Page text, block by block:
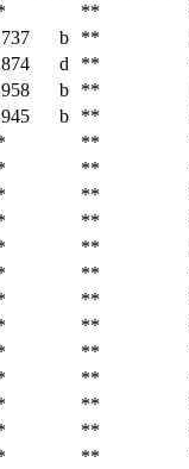
**
b **
d **
b **
b **
**
**
**
**
**
**
**
**
**
**
**
**
**